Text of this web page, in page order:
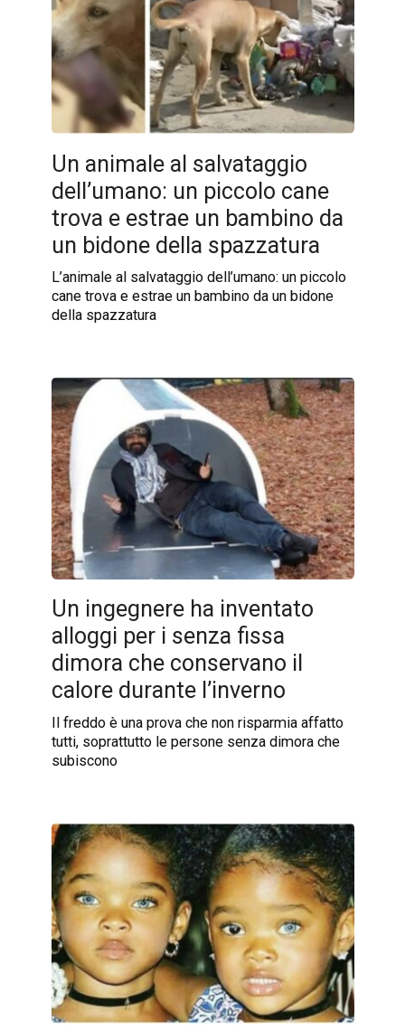
Un animale al salvataggio
dell’umano: un piccolo cane
trova e estrae un bambino da
un bidone della spazzatura
L’animale al salvataggio dell’umano: un piccolo
cane trova e estrae un bambino da un bidone
della spazzatura
Un ingegnere ha inventato
alloggi per i senza fissa
dimora che conservano il
calore durante l’inverno
Il freddo è una prova che non risparmia affatto
tutti, soprattutto le persone senza dimora che
subiscono